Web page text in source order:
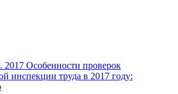
2017 Особенности проверок
инспекции труда в 2017 году: